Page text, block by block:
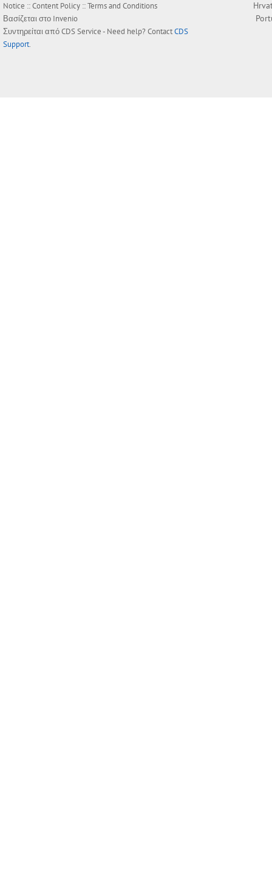
Notice ::Content Policy ::Terms and Conditions
Βασίζεται στο Invenio
Συντηρείται απόCDS Service- Need help? ContactCDS
Support.